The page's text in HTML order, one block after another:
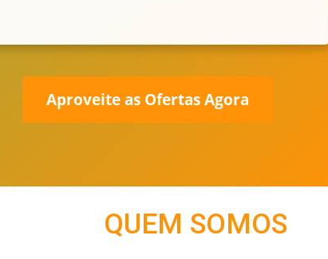
Aproveite as Ofertas Agora
QUEM SOMOS